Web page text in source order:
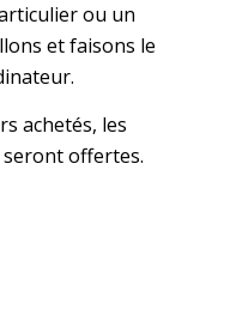
ou un
et faisons le
achetés, les
offertes.